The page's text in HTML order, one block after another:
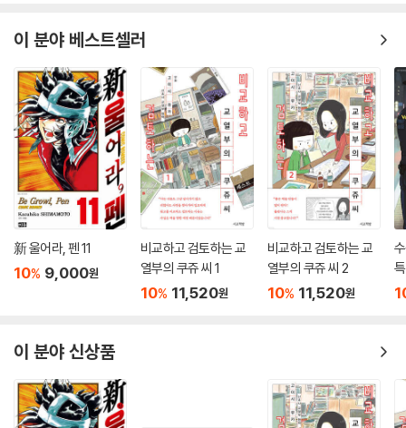
이 분야 베스트셀러
新 울어라, 펜 11
10% 9,000원
비교하고 검토하는 교
열부의 쿠쥬 씨 1
10% 11,520원
비교하고 검토하는 교
열부의 쿠쥬 씨 2
10% 11,520원
이 분야 신상품